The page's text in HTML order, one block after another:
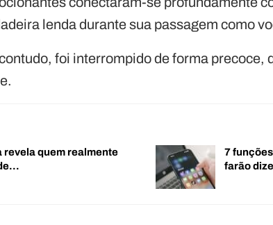
lenda durante sua passagem como
foi interrompido de forma precoce,
revela quem realmente
7
farão